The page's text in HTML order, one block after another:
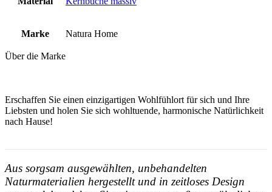
Marke Natura Home
Über die Marke
Erschaffen Sie einen einzigartigen Wohlfühlort für sich und Ihre
Liebsten und holen Sie sich wohltuende, harmonische Natürlichkeit
nach Hause!
Aus sorgsam ausgewählten, unbehandelten
Naturmaterialien hergestellt und in zeitloses Design